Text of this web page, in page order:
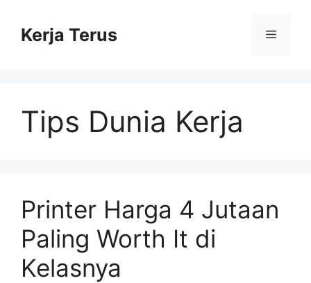
Kerja Terus Menu
Tips Dunia Kerja
Printer Harga 4 Jutaan
Paling Worth It di
Kelasnya